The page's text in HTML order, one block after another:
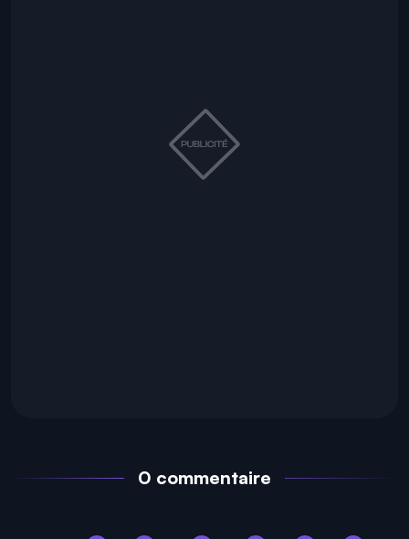
0 commentaire